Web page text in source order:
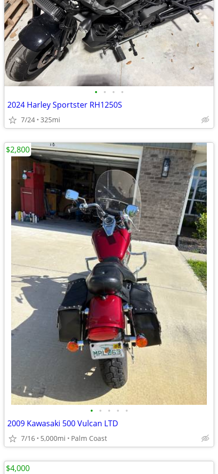
• • • •
2024 Harley Sportster RH1250S
7/24 325mi
• • • • •
2009 Kawasaki 500 Vulcan LTD
7/16 5,000mi Palm Coast
$2,800
$4,000